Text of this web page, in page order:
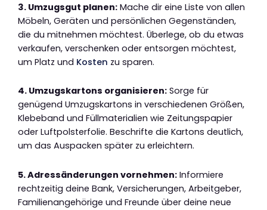
3. Umzugsgut planen: Mache dir eine Liste von allen
Möbeln, Geräten und persönlichen Gegenständen,
die du mitnehmen möchtest. Überlege, ob du etwas
verkaufen, verschenken oder entsorgen möchtest,
um Platz und Kosten zu sparen.
4. Umzugskartons organisieren: Sorge für
genügend Umzugskartons in verschiedenen Größen,
Klebeband und Füllmaterialien wie Zeitungspapier
oder Luftpolsterfolie. Beschrifte die Kartons deutlich,
um das Auspacken später zu erleichtern.
5. Adressänderungen vornehmen: Informiere
rechtzeitig deine Bank, Versicherungen, Arbeitgeber,
Familienangehörige und Freunde über deine neue